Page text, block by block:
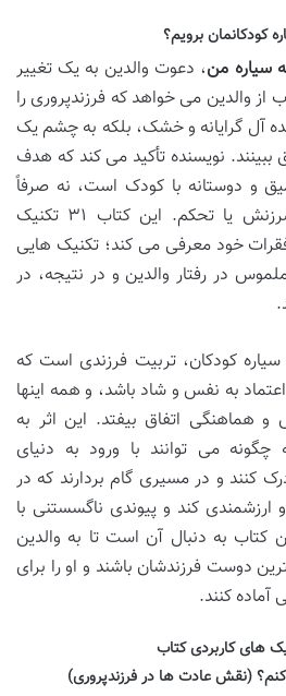
کودکانمان برویم؟
سیاره من، دعوت والدین به یک تغییر
والدین می خواهد که فرزندپروری را
آل گرایانه و خشک، بلکه به چشم یک
ببینند. نویسنده تأکید می کند که هدف
و دوستانه با کودک است، نه صرفاً
کنترل رفتار او از طریق سرزنش یا تحکم. این کتاب ۳۱ تکنیک
خود معرفی می کند؛ تکنیک هایی
در رفتار والدین و در نتیجه، در
کودکان، تربیت فرزندی است که
به نفس و شاد باشد، و همه اینها
هماهنگی اتفاق بیفتد. این اثر به
می توانند با ورود به دنیای
کنند و در مسیری گام بردارند که در
کند و پیوندی ناگسستنی با
کتاب به دنبال آن است تا به والدین
دوست فرزندشان باشند و او را برای
آماده کنند.
های کاربردی کتاب
(نقش عادت ها در فرزندپروری)